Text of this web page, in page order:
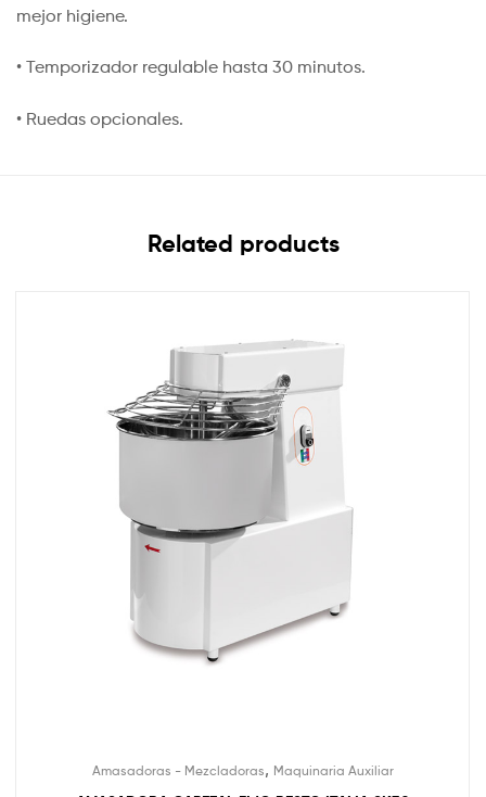
mejor higiene.
• Temporizador regulable hasta 30 minutos.
• Ruedas opcionales.
Related products
Amasadoras - Mezcladoras, Maquinaria Auxiliar